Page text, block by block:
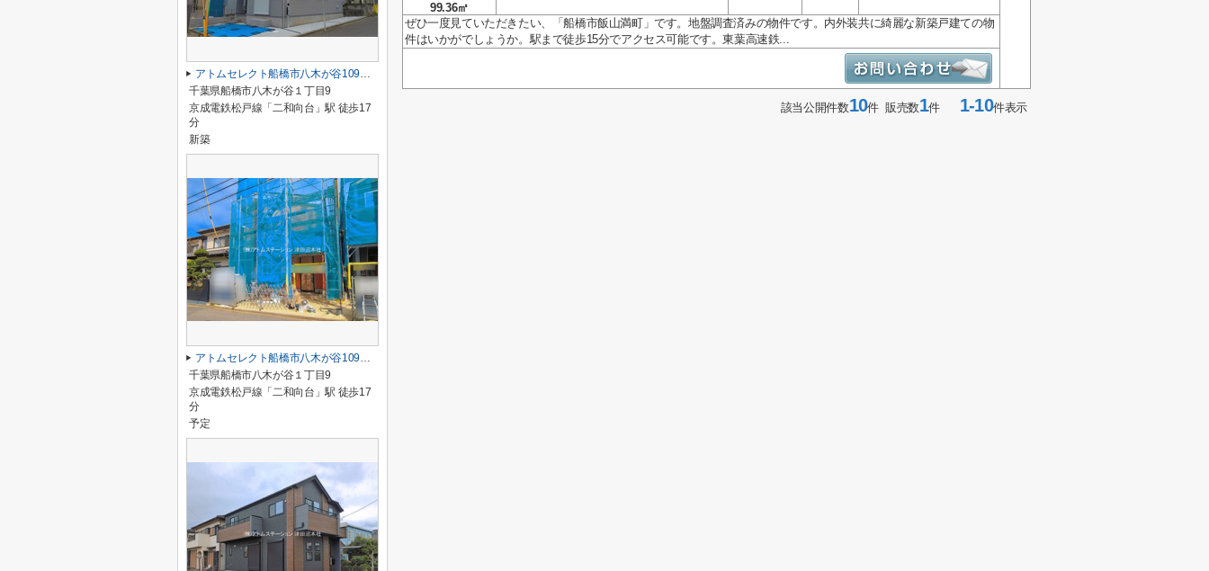
99.36㎡
ぜひ一度見ていただきたい、「船橋市飯山満町」です。地盤調査済みの物件です。内外装共に綺麗な新築戸建ての物
件はいかがでしょうか。駅まで徒歩15分でアクセス可能です。東葉高速鉄...
該当公開件数10件 販売数1件1-10件表示
アトムセレクト船橋市八木が谷109 2棟 1号棟
千葉県船橋市八木が谷１丁目9
京成電鉄松戸線「二和向台」駅 徒歩17
分
新築
アトムセレクト船橋市八木が谷109 2棟 2号棟
千葉県船橋市八木が谷１丁目9
京成電鉄松戸線「二和向台」駅 徒歩17
分
予定